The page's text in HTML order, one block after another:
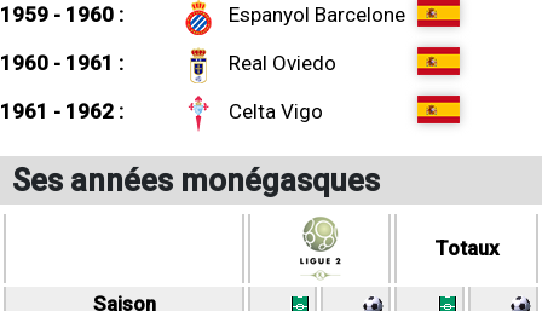
1959 - 1960 :
Espanyol Barcelone
1960 - 1961 :
Real Oviedo
1961 - 1962 :
Celta Vigo
Ses années monégasques
Totaux
Saison